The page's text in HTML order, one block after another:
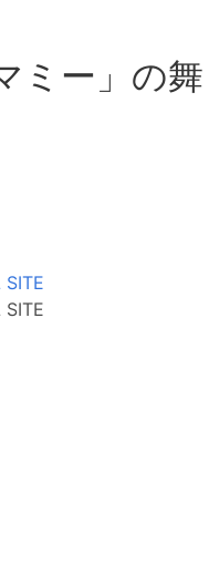
ミー」の舞